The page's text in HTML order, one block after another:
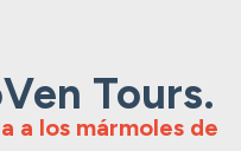
Tours.
a los mármoles de